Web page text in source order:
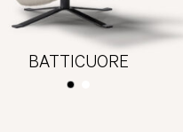
BATTICUORE